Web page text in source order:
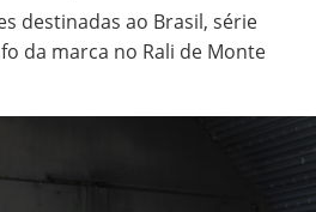
destinadas ao Brasil, série
da marca no Rali de Monte